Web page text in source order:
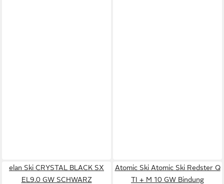
elan Ski CRYSTAL BLACK SX
EL9.0 GW SCHWARZ
Atomic Ski Atomic Ski Redster Q
TI + M 10 GW Bindung